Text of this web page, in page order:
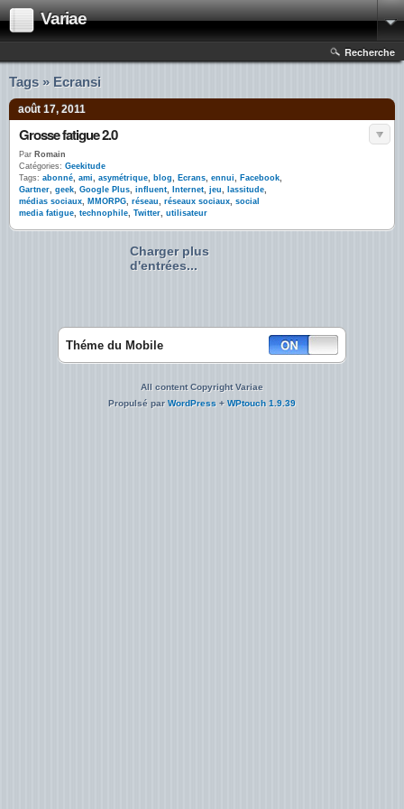
Variae
Recherche
Tags » Ecransi
août 17, 2011
Grosse fatigue 2.0
Par Romain
Catégories: Geekitude
Tags: abonné, ami, asymétrique, blog, Ecrans, ennui, Facebook,
Gartner, geek, Google Plus, influent, Internet, jeu, lassitude,
médias sociaux, MMORPG, réseau, réseaux sociaux, social
media fatigue, technophile, Twitter, utilisateur
Charger plus
d'entrées...
Théme du Mobile
All content Copyright Variae
Propulsé parWordPress + WPtouch 1.9.39